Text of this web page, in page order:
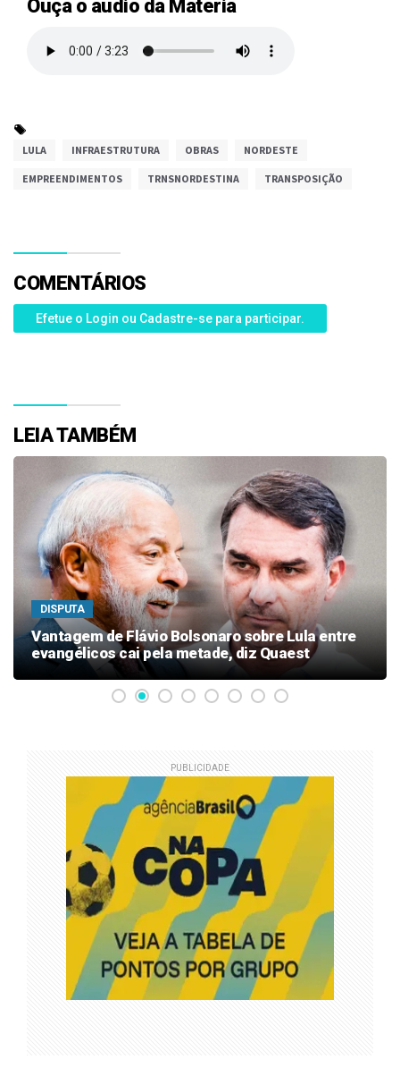
Ouça o áudio da Matéria
LULA INFRAESTRUTURA OBRAS NORDESTE
EMPREENDIMENTOS TRNSNORDESTINA TRANSPOSIÇÃO
COMENTÁRIOS
Efetue o Login ou Cadastre-se para participar.
LEIA TAMBÉM
DISPUTA
Vantagem de Flávio Bolsonaro sobre Lula entre
evangélicos cai pela metade, diz Quaest
PUBLICIDADE